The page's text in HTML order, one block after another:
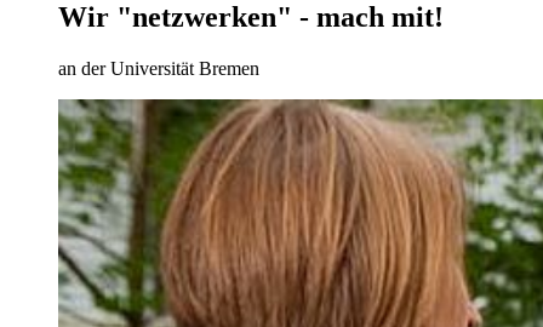
Wir "netzwerken" - mach mit!
an der Universität Bremen